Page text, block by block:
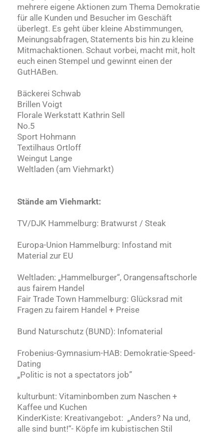
mehrere eigene Aktionen zum Thema Demokratie
für alle Kunden und Besucher im Geschäft
überlegt. Es geht über kleine Abstimmungen,
Meinungsabfragen, Statements bis hin zu kleine
Mitmachaktionen. Schaut vorbei, macht mit, holt
euch einen Stempel und gewinnt einen der
GutHABen.
Bäckerei Schwab
Brillen Voigt
Florale Werkstatt Kathrin Sell
No.5
Sport Hohmann
Textilhaus Ortloff
Weingut Lange
Weltladen (am Viehmarkt)
Stände am Viehmarkt:
TV/DJK Hammelburg: Bratwurst / Steak
Europa-Union Hammelburg: Infostand mit
Material zur EU
Weltladen: „Hammelburger“, Orangensaftschorle
aus fairem Handel
Fair Trade Town Hammelburg: Glücksrad mit
Fragen zu fairem Handel + Preise
Bund Naturschutz (BUND): Infomaterial
Frobenius-Gymnasium-HAB: Demokratie-Speed-
Dating
„Politic is not a spectators job”
kulturbunt: Vitaminbomben zum Naschen +
Kaffee und Kuchen
KinderKiste: Kreativangebot: „Anders? Na und,
alle sind bunt!“- Köpfe im kubistischen Stil